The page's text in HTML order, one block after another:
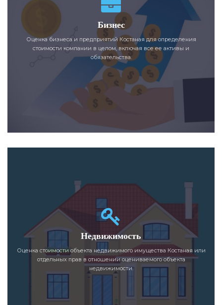
Бизнес
Оценка бизнеса и предприятий Костаная для определения
стоимости компании в целом, включая все ее активы и
обязательства.
Недвижимость
Оценка стоимости объекта недвижимого имущества Костаная или
отдельных прав в отношении оцениваемого объекта
недвижимости.